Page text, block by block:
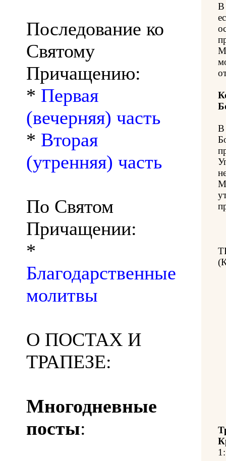
Последование ко
Святому
Причащению:
* Первая
(вечерняя) часть
* Вторая
(утренняя) часть
По Святом
Причащении:
*
Благодарственные
молитвы
О ПОСТАХ И
ТРАПЕЗЕ:
Многодневные
посты:
В
В
1: